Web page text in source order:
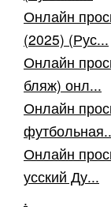
Онлайн
(2025) (Рус...
Онлайн
бляж) онл...
Онлайн
Онлайн
усский Ду...
.